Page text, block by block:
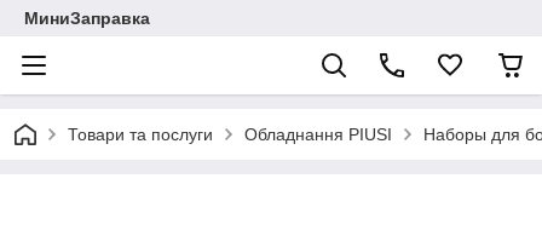
МиниЗаправка
Товари та послуги Обладнання PIUSI Наборы для